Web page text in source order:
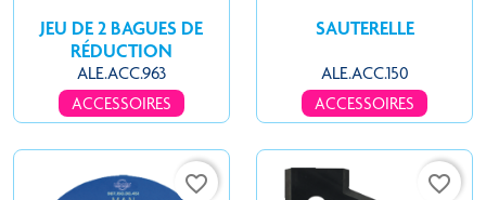
JEU DE 2 BAGUES DE
RÉDUCTION
ALE.ACC.963
ACCESSOIRES
SAUTERELLE
ALE.ACC.150
ACCESSOIRES
favorite_border favorite_border